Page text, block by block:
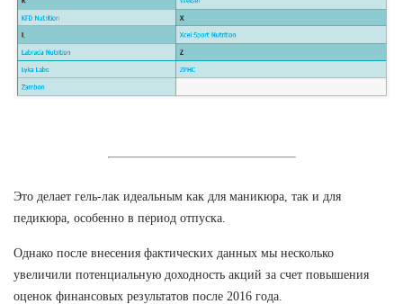
Это делает гель-лак идеальным как для маникюра, так и для
педикюра, особенно в период отпуска.
Однако после внесения фактических данных мы несколько
увеличили потенциальную доходность акций за счет повышения
оценок финансовых результатов после 2016 года.